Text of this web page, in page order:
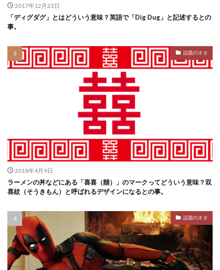
2017年12月23日
「ディグダグ」とはどういう意味？英語で「Dig Dug」と記述するとの
事。
話題のネタ
2018年4月9日
ラーメンの丼などにある「喜喜（囍）」のマークってどういう意味？双
喜紋（そうきもん）と呼ばれるデザインになるとの事。
話題のネタ